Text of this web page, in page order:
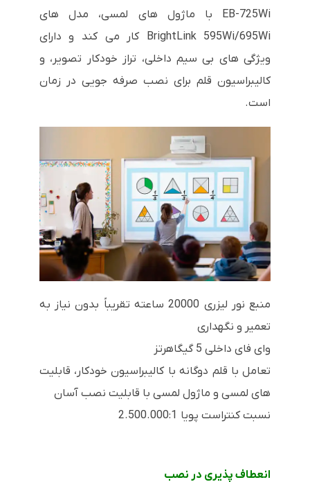
EB-725Wi با ماژول های لمسی، مدل های
BrightLink 595Wi/695Wi کار می کند و دارای
ویژگی های بی سیم داخلی، تراز خودکار تصویر، و
کالیبراسیون قلم برای نصب صرفه جویی در زمان
است.
منبع نور لیزری 20000 ساعته تقریباً بدون نیاز به
تعمیر و نگهداری
وای فای داخلی 5 گیگاهرتز
تعامل با قلم دوگانه با کالیبراسیون خودکار، قابلیت
های لمسی و ماژول لمسی با قابلیت نصب آسان
نسبت کنتراست پویا 2.500.000:1
انعطاف پذیری در نصب